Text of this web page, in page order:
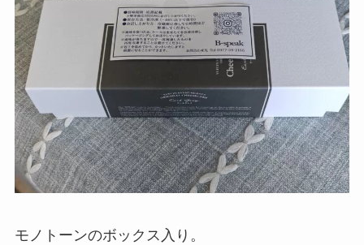
モノトーンのボックス入り。